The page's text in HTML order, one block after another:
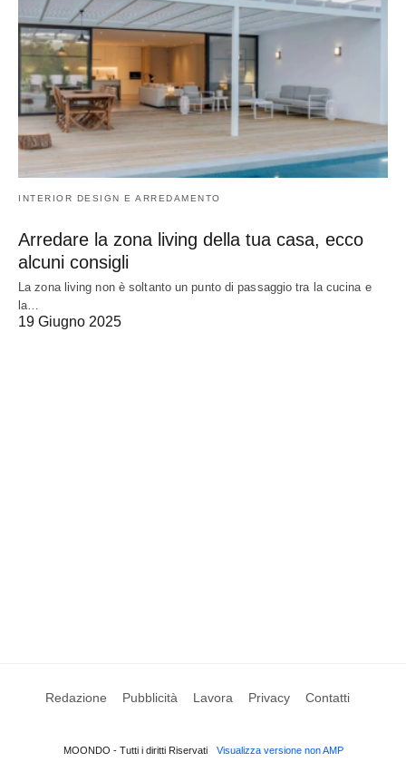
INTERIOR DESIGN E ARREDAMENTO
Arredare la zona living della tua casa, ecco
alcuni consigli
La zona living non è soltanto un punto di passaggio tra la cucina e
la…
19 Giugno 2025
Redazione Pubblicità Lavora Privacy Contatti
MOONDO - Tutti i diritti Riservati Visualizza versione non AMP